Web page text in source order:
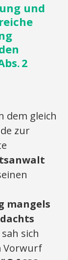
und
2
dem gleich
zur
mangels
sich
Vorwurf